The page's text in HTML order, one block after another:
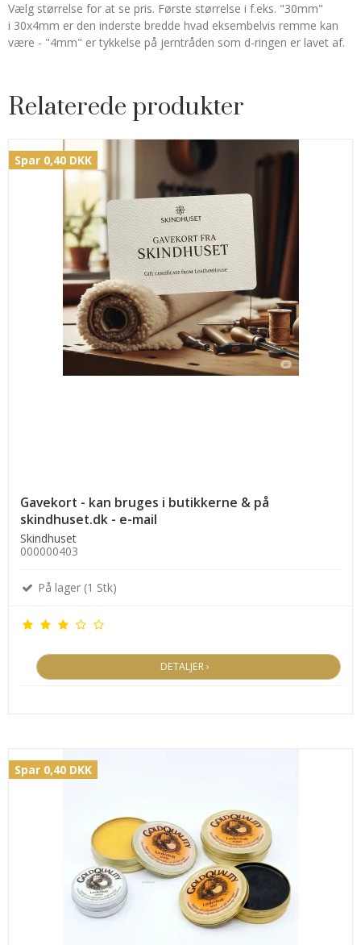
Vælg størrelse for at se pris. Første størrelse i f.eks. "30mm"
i 30x4mm er den inderste bredde hvad eksembelvis remme kan
være - "4mm" er tykkelse på jerntråden som d-ringen er lavet af.
Relaterede produkter
Spar 0,40 DKK
Gavekort - kan bruges i butikkerne & på
skindhuset.dk - e-mail
Skindhuset
000000403
På lager (1 Stk)
DETALJER ›
Spar 0,40 DKK